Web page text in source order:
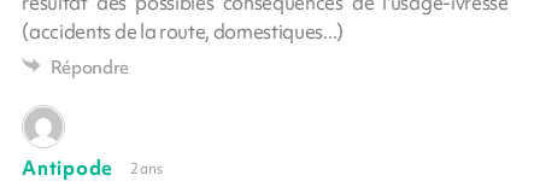
(accidents de la route, domestiques...)
Répondre
Antipode 2 ans